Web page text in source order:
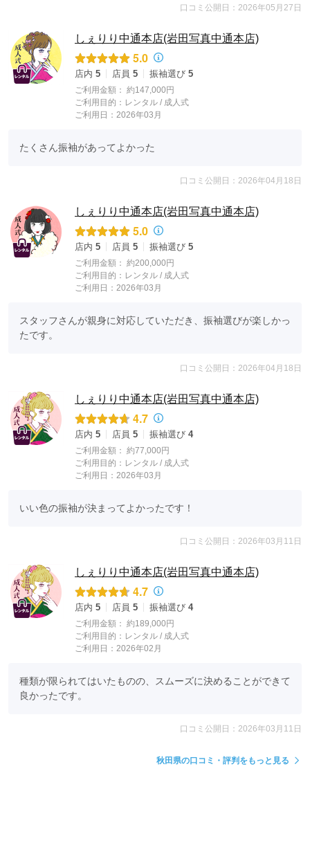
口コミ公開日：2026年05月27日
しぇりり中通本店(岩田写真中通本店)
5.0
店内 5 店員 5 振袖選び 5
ご利用金額： 約147,000円
ご利用目的： レンタル / 成人式
ご利用日：2026年03月
たくさん振袖があってよかった
口コミ公開日：2026年04月18日
しぇりり中通本店(岩田写真中通本店)
5.0
店内 5 店員 5 振袖選び 5
ご利用金額： 約200,000円
ご利用目的： レンタル / 成人式
ご利用日：2026年03月
スタッフさんが親身に対応していただき、振袖選びが楽しかっ
たです。
口コミ公開日：2026年04月18日
しぇりり中通本店(岩田写真中通本店)
4.7
店内 5 店員 5 振袖選び 4
ご利用金額： 約77,000円
ご利用目的： レンタル / 成人式
ご利用日：2026年03月
いい色の振袖が決まってよかったです！
口コミ公開日：2026年03月11日
しぇりり中通本店(岩田写真中通本店)
4.7
店内 5 店員 5 振袖選び 4
ご利用金額： 約189,000円
ご利用目的： レンタル / 成人式
ご利用日：2026年02月
種類が限られてはいたものの、スムーズに決めることができて
良かったです。
口コミ公開日：2026年03月11日
秋田県の口コミ・評判をもっと見る